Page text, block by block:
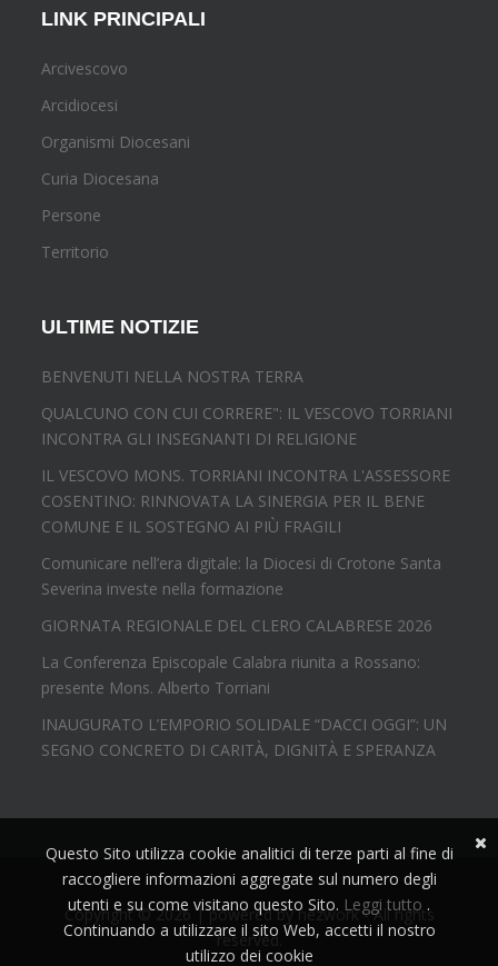
LINK PRINCIPALI
Arcivescovo
Arcidiocesi
Organismi Diocesani
Curia Diocesana
Persone
Territorio
ULTIME NOTIZIE
BENVENUTI NELLA NOSTRA TERRA
QUALCUNO CON CUI CORRERE": IL VESCOVO TORRIANI
INCONTRA GLI INSEGNANTI DI RELIGIONE
IL VESCOVO MONS. TORRIANI INCONTRA L'ASSESSORE
COSENTINO: RINNOVATA LA SINERGIA PER IL BENE
COMUNE E IL SOSTEGNO AI PIÙ FRAGILI
Comunicare nell’era digitale: la Diocesi di Crotone Santa
Severina investe nella formazione
GIORNATA REGIONALE DEL CLERO CALABRESE 2026
La Conferenza Episcopale Calabra riunita a Rossano:
presente Mons. Alberto Torriani
INAUGURATO L’EMPORIO SOLIDALE “DACCI OGGI”: UN
SEGNO CONCRETO DI CARITÀ, DIGNITÀ E SPERANZA
Copyright © 2026 | powered bynezwork- All rights
reserved.
Questo Sito utilizza cookie analitici di terze parti al fine di
raccogliere informazioni aggregate sul numero degli
utenti e su come visitano questo Sito. Leggi tutto .
Continuando a utilizzare il sito Web, accetti il nostro
utilizzo dei cookie